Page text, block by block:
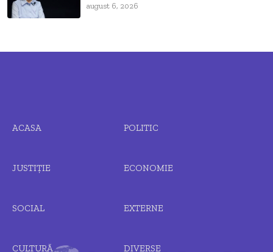
august 6, 2026
ACASA POLITIC
JUSTIȚIE ECONOMIE
SOCIAL EXTERNE
CULTURĂ DIVERSE